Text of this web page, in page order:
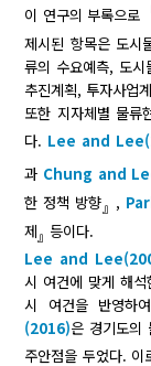
이 연구의 부록으로
제시된 항목은 도시
류의 수요예측, 도
추진계획, 투자사업
또한 지자체별 물류
다. Lee and
과 Chung and
한 정책 방향』,
제』 등이다.
Lee and
시 여건에 맞게 해석
시 여건을 반영하
(2016)은 경기도의
주안점을 두었다. 이